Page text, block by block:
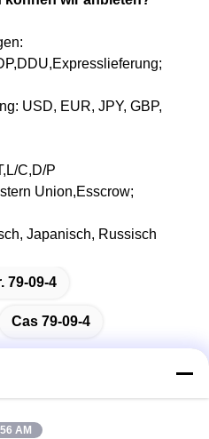
USD, EUR, JPY, GBP,
C,D/P
Union,Esscrow;
Japanisch, Russisch
79-09-4
Cas 79-09-4
AM